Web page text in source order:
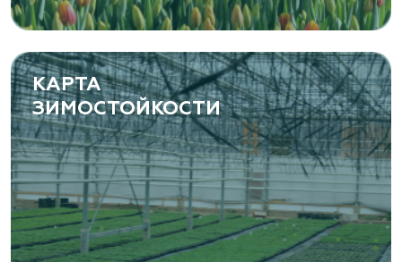
КАРТА
ЗИМОСТОЙКОСТИ